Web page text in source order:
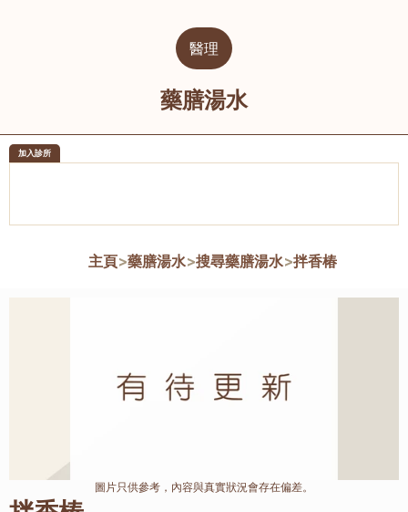
醫理
藥膳湯水
加入診所
主頁>藥膳湯水>搜尋藥膳湯水>拌香椿
圖片只供參考，內容與真實狀況會存在偏差。